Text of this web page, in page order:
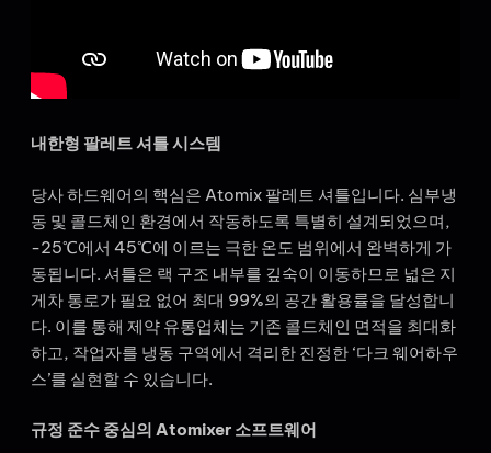
내한형 팔레트 셔틀 시스템
당사 하드웨어의 핵심은 Atomix 팔레트 셔틀입니다. 심부냉
동 및 콜드체인 환경에서 작동하도록 특별히 설계되었으며,
-25℃에서 45℃에 이르는 극한 온도 범위에서 완벽하게 가
동됩니다. 셔틀은 랙 구조 내부를 깊숙이 이동하므로 넓은 지
게차 통로가 필요 없어 최대 99%의 공간 활용률을 달성합니
다. 이를 통해 제약 유통업체는 기존 콜드체인 면적을 최대화
하고, 작업자를 냉동 구역에서 격리한 진정한 ‘다크 웨어하우
스’를 실현할 수 있습니다.
규정 준수 중심의 Atomixer 소프트웨어